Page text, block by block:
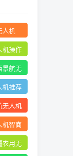
人机
机操作
册
景航无
有限公
网首页
机推荐
乎
无人机
都
机智商
税
农用无